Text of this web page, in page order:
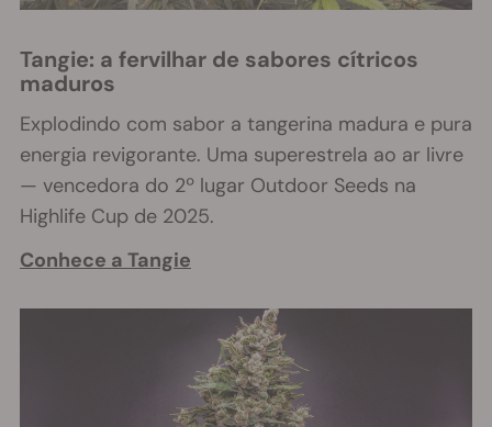
Tangie: a fervilhar de sabores cítricos
maduros
Explodindo com sabor a tangerina madura e pura
energia revigorante. Uma superestrela ao ar livre
— vencedora do 2º lugar Outdoor Seeds na
Highlife Cup de 2025.
Conhece a Tangie